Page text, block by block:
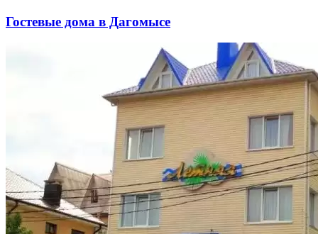
Гостевые дома в Дагомысе